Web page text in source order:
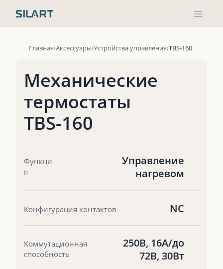
Главная Аксессуары Устройства управления TBS-160
Механические
термостаты
TBS-160
Функци
я
Управление
нагревом
Конфигурация контактов NC
Коммутационная
способность
250В, 16А/до
72В, 30Вт